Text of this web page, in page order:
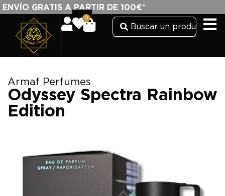
ENVÍO GRATIS A PARTIR DE 100€*
0
Armaf Perfumes
Odyssey Spectra Rainbow
Edition